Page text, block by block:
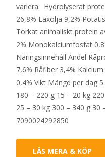
variera. Hydrolyserat
26,8% Laxolja 9,2%
Torkat animaliskt protein
2% Monokalciumfosfat
Näringsinnehåll Andel
7,6% Råfiber 3,4%
0,4% Vikt Mängd per dag
180 – 220 g 15 – 20 kg
25 – 30 kg 300 – 340 g 30
7090024292850
LÄS MERA & KÖP